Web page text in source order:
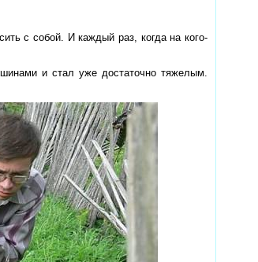
с собой. И каждый раз, когда на кого-
и стал уже достаточно тяжелым.